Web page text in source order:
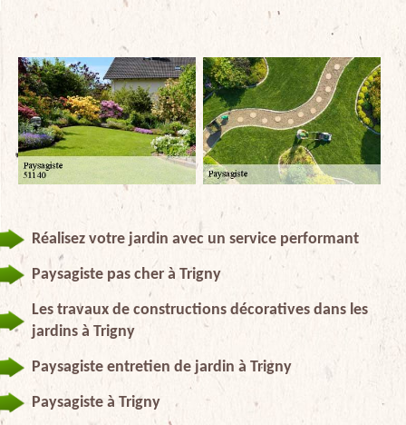
Réalisez votre jardin avec un service performant
Paysagiste pas cher à Trigny
Les travaux de constructions décoratives dans les
jardins à Trigny
Paysagiste entretien de jardin à Trigny
Paysagiste à Trigny